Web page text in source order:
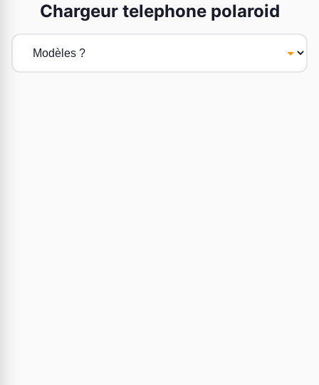
Chargeur telephone polaroid